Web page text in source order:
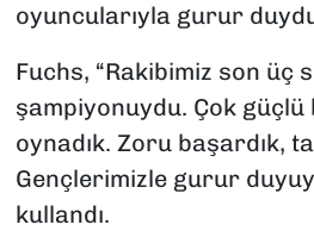
oyuncularıyla gurur
Fuchs, “Rakibimiz son üç
şampiyonuydu. Çok güçlü
oynadık. Zoru başardık,
Gençlerimizle gurur
kullandı.